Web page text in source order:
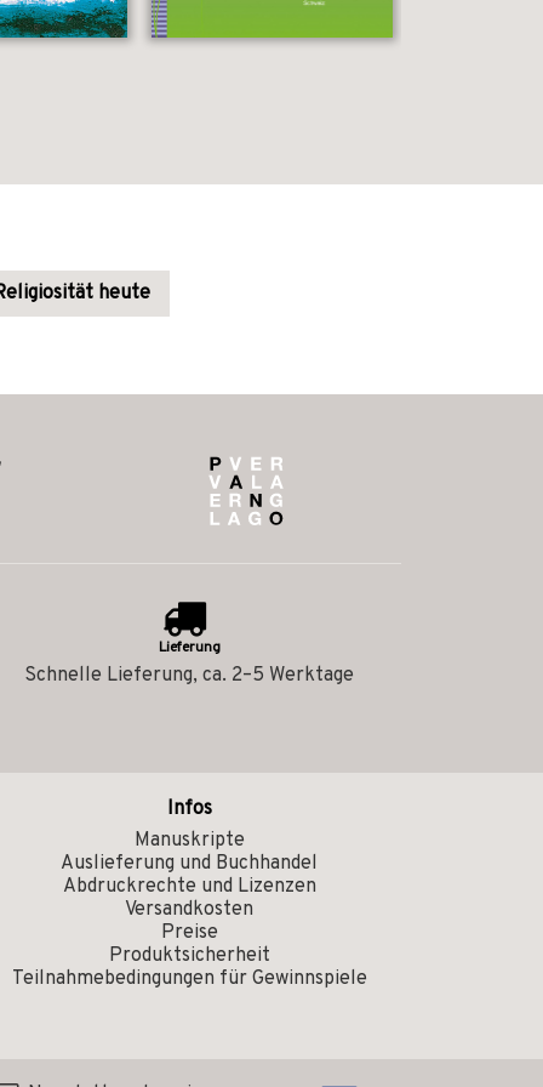
heute
Lieferung
Schnelle Lieferung, ca. 2–5 Werktage
Infos
Manuskripte
Auslieferung und Buchhandel
Abdruckrechte und Lizenzen
Versandkosten
Preise
Produktsicherheit
Teilnahmebedingungen für Gewinnspiele